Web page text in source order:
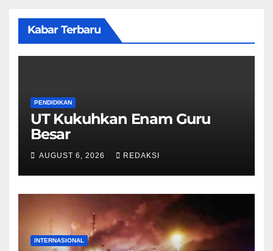
Kabar Terbaru
PENDIDIKAN
UT Kukuhkan Enam Guru
Besar
AUGUST 6, 2026 REDAKSI
INTERNASIONAL